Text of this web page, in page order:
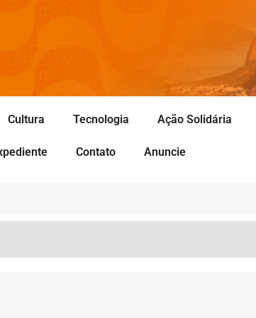
Cultura Tecnologia Ação Solidária
Contato Anuncie